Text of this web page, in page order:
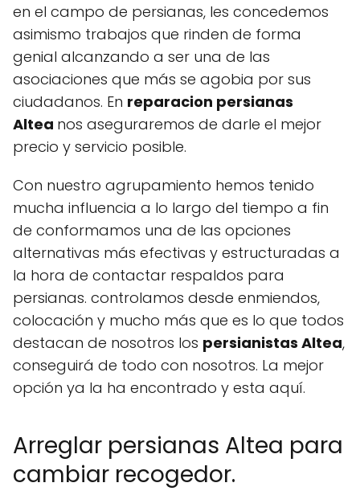
en el campo de persianas, les concedemos
asimismo trabajos que rinden de forma
genial alcanzando a ser una de las
asociaciones que más se agobia por sus
ciudadanos. En reparacion persianas
Altea nos aseguraremos de darle el mejor
precio y servicio posible.
Con nuestro agrupamiento hemos tenido
mucha influencia a lo largo del tiempo a fin
de conformamos una de las opciones
alternativas más efectivas y estructuradas a
la hora de contactar respaldos para
persianas. controlamos desde enmiendos,
colocación y mucho más que es lo que todos
destacan de nosotros los persianistas Altea,
conseguirá de todo con nosotros. La mejor
opción ya la ha encontrado y esta aquí.
Arreglar persianas Altea para
cambiar recogedor.